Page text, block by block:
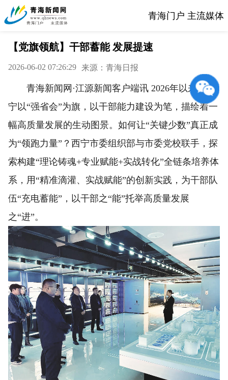
青海门户 主流媒体
【党旗领航】干部蓄能 发展提速
2026-06-02 07:26:29 来源：青海日报
青海新闻网·江源新闻客户端讯 2026年以来，西
宁以“强省会”为旗，以干部能力建设为笔，描绘着一
幅高质量发展的生动图景。如何让“关键少数”真正成
为“领跑力量”？西宁市委组织部与市委党校联手，探
索构建“理论铸魂+专业赋能+实战转化”全链条培养体
系，用“精准滴灌、实战赋能”的创新实践，为干部队
伍“充电蓄能”，以干部之“能”托举高质量发展
之“进”。